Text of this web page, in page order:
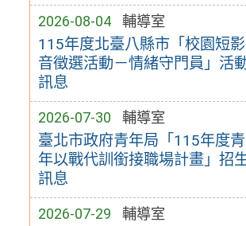
2026-08-04 輔導室
115年度北臺八縣市「校園短影
音徵選活動－情緒守門員」活
訊息
2026-07-30 輔導室
臺北市政府青年局「115年度青
年以戰代訓銜接職場計畫」招
訊息
2026-07-29 輔導室